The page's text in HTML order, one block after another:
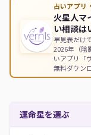
占いアプリ
火星人マ
い相談は
早見表だけ
2026年（陰
いアプリ「
無料ダウン
運命星を選ぶ